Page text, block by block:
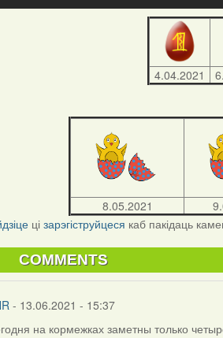
4.04.2021
8.05.2021
цізарэгіструйцеся каб пакідаць
COMMENTS
- 13.06.2021 - 15:37
на кормежках заметны только